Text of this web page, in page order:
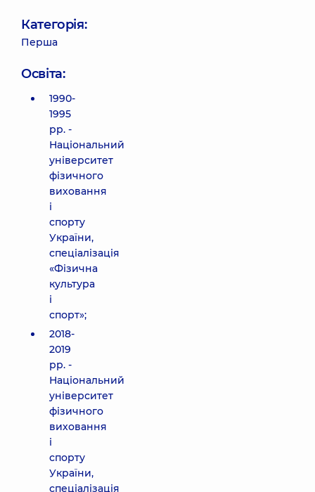
Категорія:
Перша
Освіта:
1990-
1995
рр. -
Національний
університет
фізичного
виховання
і
спорту
України,
спеціалізація
«Фізична
культура
і
спорт»;
2018-
2019
рр. -
Національний
університет
фізичного
виховання
і
спорту
України,
спеціалізація